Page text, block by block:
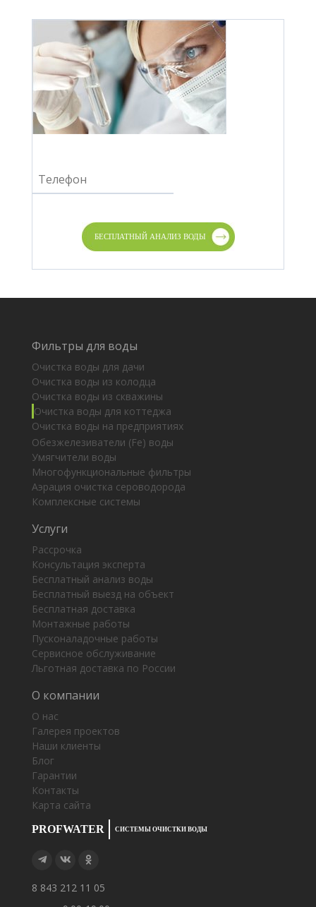
Фильтры для воды
Очистка воды для дачи
Очистка воды из колодца
Очистка воды из скважины
Очистка воды для коттеджа
Очистка воды на предприятиях
Обезжелезиватели (Fe) воды
Умягчители воды
Многофункциональные фильтры
Аэрация очистка сероводорода
Комплексные системы
Услуги
Рассрочка
Консультация эксперта
Бесплатный анализ воды
Бесплатный выезд на объект
Бесплатная доставка
Монтажные работы
Пусконаладочные работы
Сервисное обслуживание
Льготная доставка по России
О компании
О нас
Галерея проектов
Наши клиенты
Блог
Гарантии
Контакты
Карта сайта
PROFWATER СИСТЕМЫ ОЧИСТКИ ВОДЫ
8 843 212 11 05